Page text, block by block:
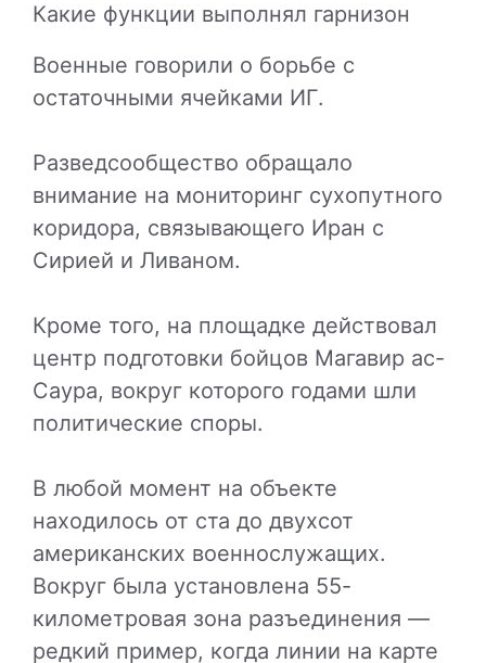
Какие функции выполнял гарнизон
Военные говорили о борьбе с
остаточными ячейками ИГ.
Разведсообщество обращало
внимание на мониторинг сухопутного
коридора, связывающего Иран с
Сирией и Ливаном.
Кроме того, на площадке действовал
центр подготовки бойцов Магавир ас-
Саура, вокруг которого годами шли
политические споры.
В любой момент на объекте
находилось от ста до двухсот
американских военнослужащих.
Вокруг была установлена 55-
километровая зона разъединения —
редкий пример, когда линии на карте